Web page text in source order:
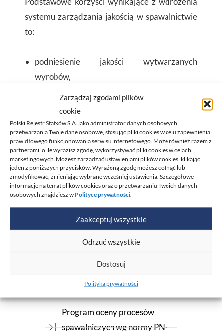
Zarządzaj zgodami plików
cookie
Polski Rejestr Statków S.A. jako administrator danych osobowych
przetwarzania Twoje dane osobowe, stosując pliki cookies w celu zapewnienia
prawidłowego funkcjonowania serwisu internetowego. Może również razem z
partnerami, o ile wyrazisz zgodę, wykorzystywać pliki cookies w celach
marketingowych. Możesz zarządzać ustawieniami plików cookies, klikając
jeden z poniższych przycisków. Wyrażoną zgodę możesz cofnąć lub
zmodyfikować, zmieniając wybrane wcześniej ustawienia. Szczegółowe
informacje na temat plików cookies oraz o przetwarzaniu Twoich danych
osobowych znajdziesz w Polityce prywatności
Zaakceptuj wszystkie
Odrzuć wszystkie
Dostosuj
Polityka prywatności
systemu zarządzania jakością w spawalnictwie
to:
podniesienie jakości wytwarzanych
wyrobów,
zakresie produkcji wyrobów spawanych,
zapewnienie nadzoru nad wyrobem już od
etapu projektowania,
zwiększenie wiarygodności w oczach
kontrahentów,
identyfikacja źródeł potencjalnych
niezgodności w wytwarzaniu wyrobu oraz
ich nadzorowanie.
Materiały do
pobrania
Program oceny procesów
spawalniczych wg normy PN-